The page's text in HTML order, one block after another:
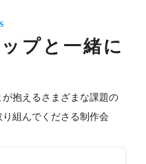
プと一緒に
抱えるさまざまな課題の
組んでくださる制作会